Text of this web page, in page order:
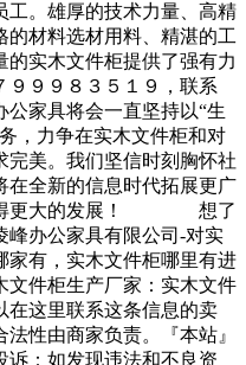
工。雄厚的技术力量、高精
的材料选材用料、精湛的工
实木文件柜提供了强有力
９９９８３５１９，联系
具将会一直坚持以“生
，力争在实木文件柜和对
完美。我们坚信时刻胸怀社
在全新的信息时代拓展更广
获得更大的发展！ 想了
峰办公家具有限公司-对实
家有，实木文件柜哪里有进
文件柜生产厂家：实木文件
在这里联系这条信息的卖
性由商家负责。『本站』
诉：如发现违法和不良资